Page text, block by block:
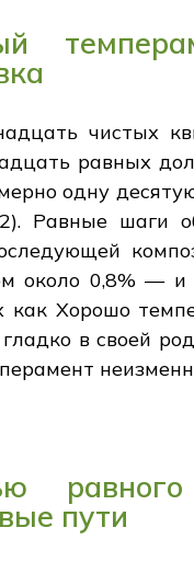
чистых
равных
одну
Равные шаги
около 0,8% — и
как Хорошо
в своей
равного
пути